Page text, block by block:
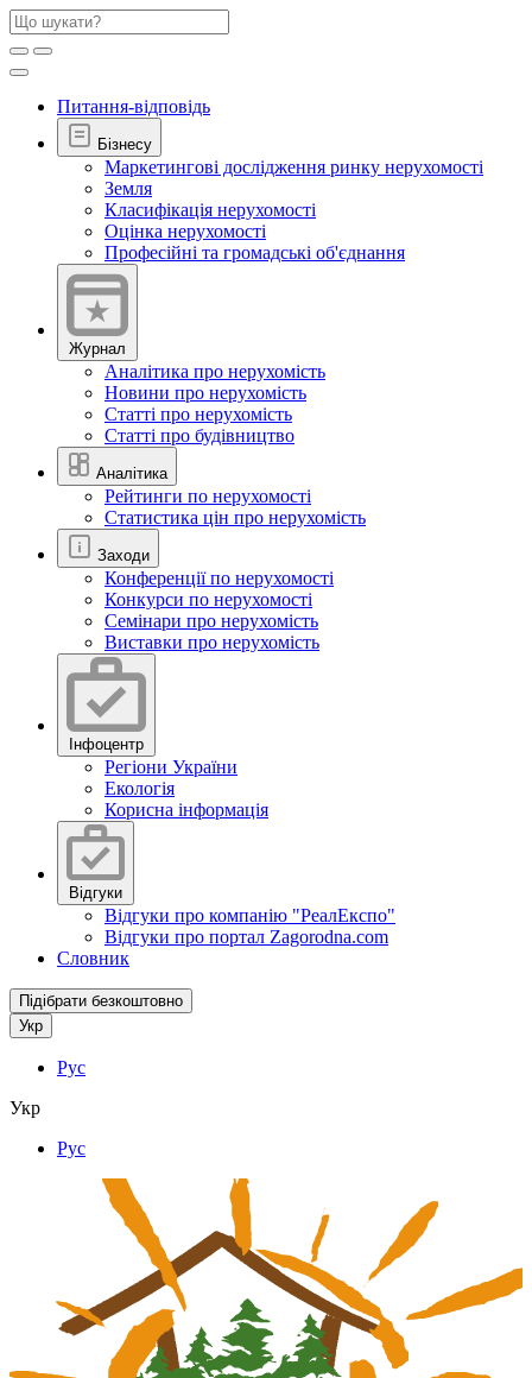
Питання-відповідь
Бізнесу
Маркетингові дослідження ринку нерухомості
Земля
Класифікація нерухомості
Оцінка нерухомості
Професійні та громадські об'єднання
Журнал
Аналітика про нерухомість
Новини про нерухомість
Статті про нерухомість
Статті про будівництво
Аналітика
Рейтинги по нерухомості
Статистика цін про нерухомість
Заходи
Конференції по нерухомості
Конкурси по нерухомості
Семінари про нерухомість
Виставки про нерухомість
Інфоцентр
Регіони України
Екологія
Корисна інформація
Відгуки
Відгуки про компанію "РеалЕкспо"
Відгуки про портал Zagorodna.com
Словник
Підібрати безкоштовно
Укр
Рус
Укр
Рус